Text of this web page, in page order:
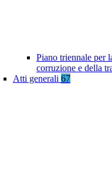
Piano triennale per
corruzione e della
Atti generali 67